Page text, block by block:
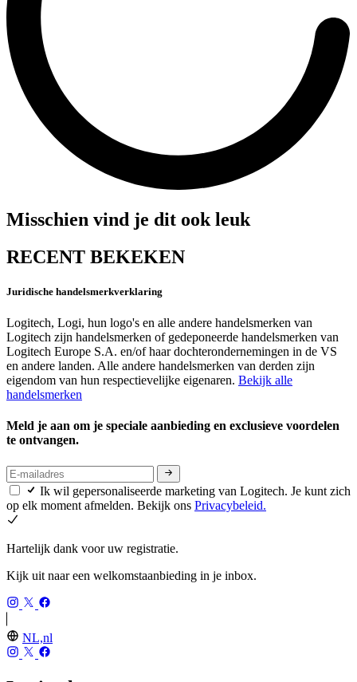
Misschien vind je dit ook leuk
RECENT BEKEKEN
Juridische handelsmerkverklaring
Logitech, Logi, hun logo's en alle andere handelsmerken van
Logitech zijn handelsmerken of gedeponeerde handelsmerken van
Logitech Europe S.A. en/of haar dochterondernemingen in de VS
en andere landen. Alle andere handelsmerken van derden zijn
eigendom van hun respectievelijke eigenaren. Bekijk alle
handelsmerken
Meld je aan om je speciale aanbieding en exclusieve voordelen
te ontvangen.
Ik wil gepersonaliseerde marketing van Logitech. Je kunt zich
op elk moment afmelden. Bekijk ons Privacybeleid.
Hartelijk dank voor uw registratie.
Kijk uit naar een welkomstaanbieding in je inbox.
NL,nl